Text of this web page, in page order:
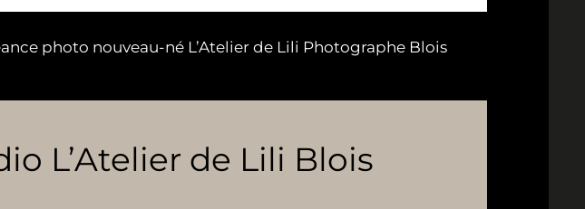
photo nouveau-né L’Atelier de Lili Photographe Blois
L’Atelier de Lili Blois